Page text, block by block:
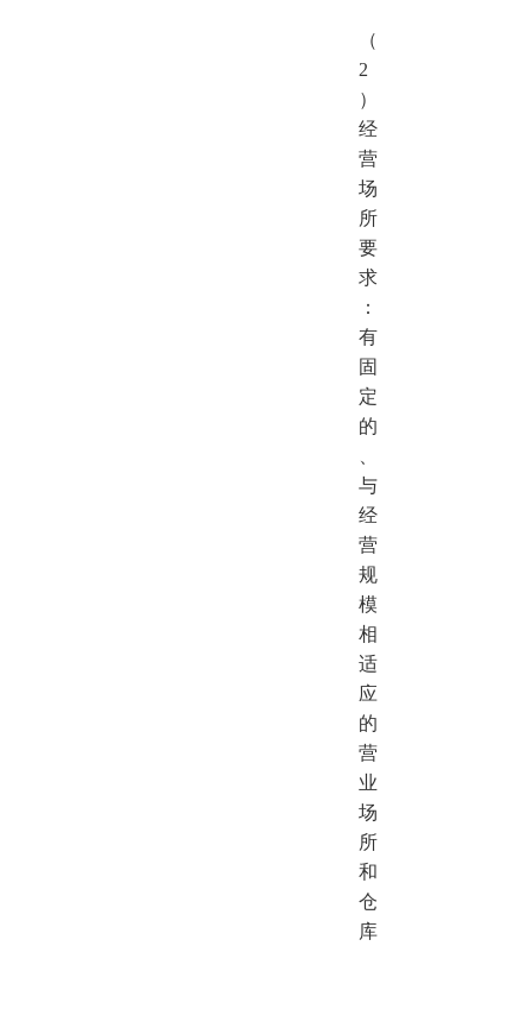
（
2
）
经
营
场
所
要
求
：
有
固
定
的
与
经
营
规
模
相
适
应
的
营
业
场
所
和
仓
库